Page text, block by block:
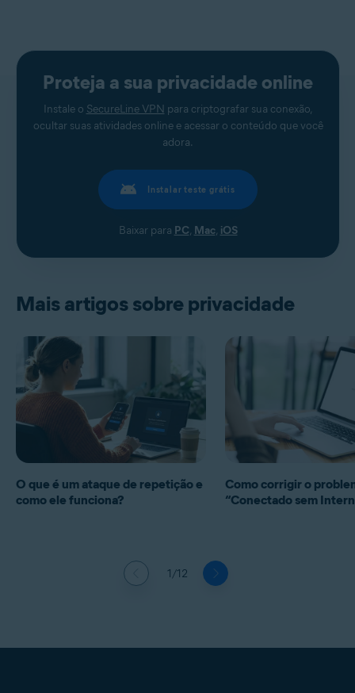
Proteja a sua privacidade online
Instale o SecureLine VPN para criptografar sua conexão,
ocultar suas atividades online e acessar o conteúdo que você
adora.
Instalar teste grátis
Baixar para PC, Mac, iOS
Mais artigos sobre privacidade
1/12
O que é um ataque de repetição e
como ele funciona?
Como corrigir o
“Conectado sem